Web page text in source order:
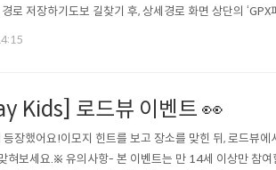
로 저장하기도보 길찾기 후, 상세경로 화면 상단의 ‘GPX
저장됩니다. 자주 걷는 산책길이나 운동 코스를 파일로 이
Kids] 로드뷰 이벤트 👀
장했어요!이모지 힌트를 보고 장소를 맞힌 뒤, 로드뷰
혀보세요.※ 유의사항- 본 이벤트는 만 14세 이상만 참